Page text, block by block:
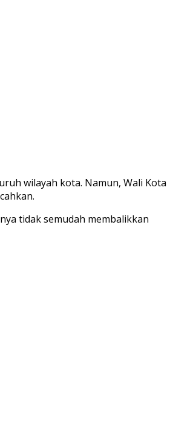
wilayah kota. Namun, Wali Kota
tidak semudah membalikkan